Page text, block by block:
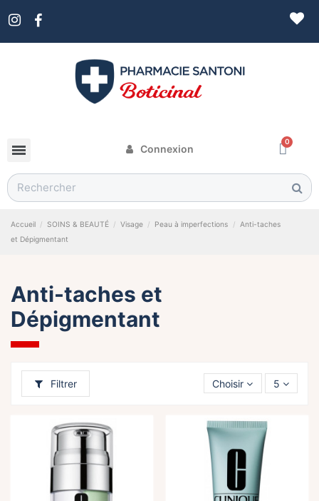
Connexion
Accueil SOINS & BEAUTÉ Visage Peau à imperfections
Anti-taches
et Dépigmentant
Anti-taches et
Dépigmentant
Filtrer Choisir 5